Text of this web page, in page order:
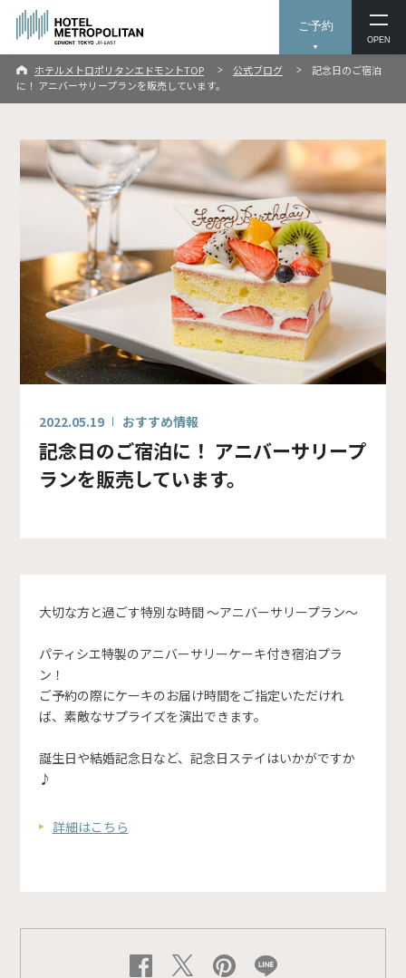
ご予約
OPEN
ホテルメトロポリタンエドモントTOP 公式ブログ
記念日のご宿泊
に！ アニバーサリープランを販売しています。
2022.05.19 おすすめ情報
記念日のご宿泊に！ アニバーサリープ
ランを販売しています。
大切な方と過ごす特別な時間 ～アニバーサリープラン～
パティシエ特製のアニバーサリーケーキ付き宿泊プラ
ン！
ご予約の際にケーキのお届け時間をご指定いただけれ
ば、素敵なサプライズを演出できます。
誕生日や結婚記念日など、記念日ステイはいかがですか
♪
詳細はこちら